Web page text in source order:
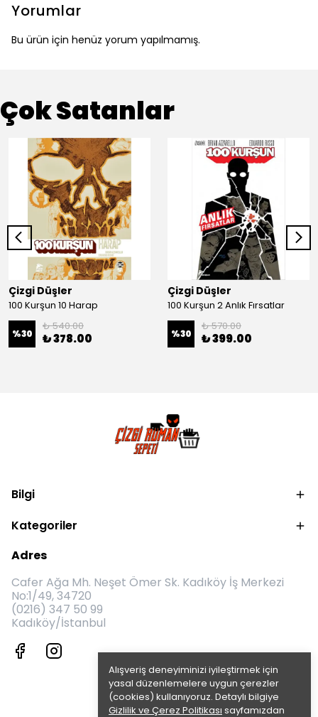
Alışveriş deneyiminizi iyileştirmek için
yasal düzenlemelere uygun çerezler
(cookies) kullanıyoruz. Detaylı bilgiye
Gizlilik ve Çerez Politikası sayfamızdan
Yorumlar
Bu ürün için henüz yorum yapılmamış.
Çok Satanlar
Çizgi Düşler
100 Kurşun 10 Harap
%30
₺ 540.00
₺ 378.00
Çizgi Düşler
100 Kurşun 2 Anlık Fırsatlar
%30
₺ 570.00
₺ 399.00
Bilgi
Kategoriler
Adres
Cafer Ağa Mh. Neşet Ömer Sk. Kadıköy İş Merkezi
No:1/49, 34720
(0216) 347 50 99
Kadıköy/İstanbul